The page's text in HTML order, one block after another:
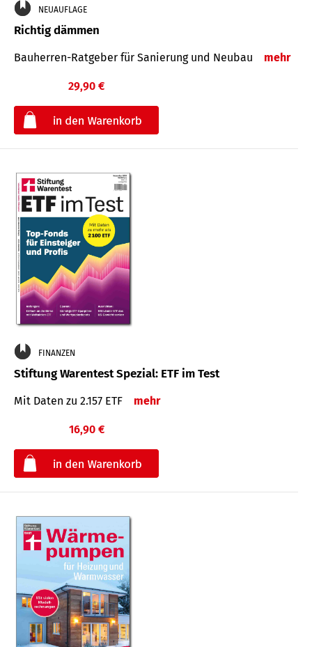
NEUAUFLAGE
Richtig dämmen
Bauherren-Ratgeber für Sanierung und Neubau mehr
29,90 €
FINANZEN
Stiftung Warentest Spezial: ETF im Test
Mit Daten zu 2.157 ETF mehr
16,90 €